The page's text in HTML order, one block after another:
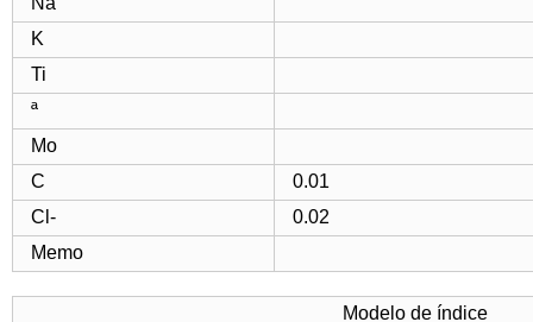
K
Ti
ª
Mo
C
0.01
Cl-
0.02
Memo
Modelo de índice